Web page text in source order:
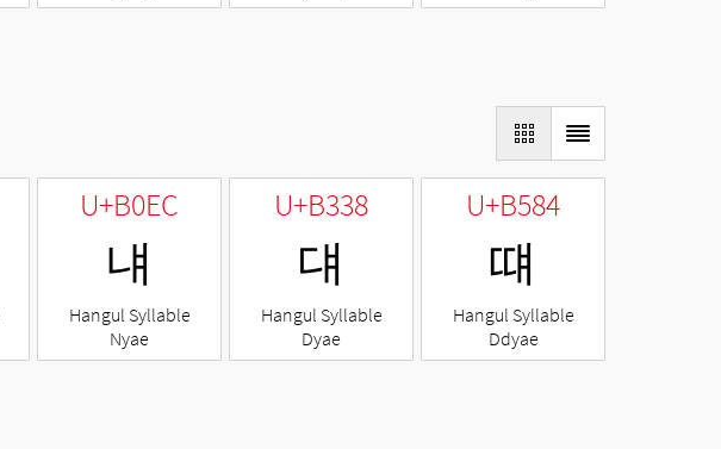
U+B0EC
냬
Hangul Syllable
Nyae
U+B338
댸
Hangul Syllable
Dyae
U+B584
떄
Hangul Syllable
Ddyae